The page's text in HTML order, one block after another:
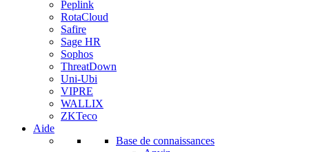
Peplink
RotaCloud
Safire
Sage HR
Sophos
ThreatDown
Uni-Ubi
VIPRE
WALLIX
ZKTeco
Aide
Base de connaissances